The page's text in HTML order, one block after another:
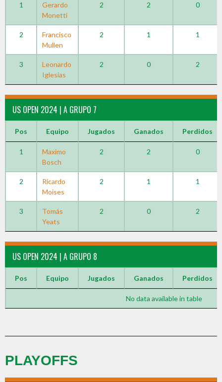
1
Gerardo
Monetti
2 2 0
2
Francisco
Mullen
2 1 1
3
Leonardo
Iglesias
2 0 2
US OPEN 2024 | A GRUPO 7
Pos Equipo Jugados Ganados Perdidos
1
Maximo
Bosch
2 2 0
2
Ricardo
Moises
2 1 1
3
Tomás
Yeats
2 0 2
US OPEN 2024 | A GRUPO 8
Pos Equipo Jugados Ganados Perdidos
No data available in table
PLAYOFFS